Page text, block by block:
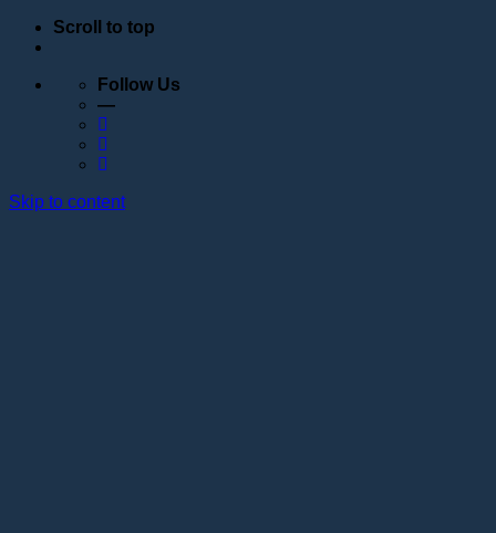
Scroll to top
Follow Us
—
Skip to content